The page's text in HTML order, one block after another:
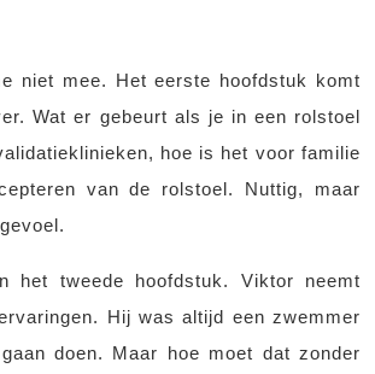
niet mee. Het eerste hoofdstuk komt
Wat er gebeurt als je in een rolstoel
hoe is het voor familie
van de rolstoel. Nuttig, maar
het tweede hoofdstuk. Viktor neemt
Hij was altijd een zwemmer
doen. Maar hoe moet dat zonder